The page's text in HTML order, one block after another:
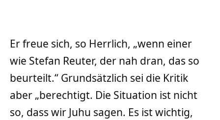
Er freue sich, so Herrlich, „wenn einer
wie Stefan Reuter, der nah dran, das so
beurteilt.“ Grundsätzlich sei die Kritik
aber „berechtigt. Die Situation ist nicht
so, dass wir Juhu sagen. Es ist wichtig,